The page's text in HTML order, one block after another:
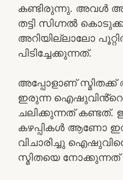
കണ്ടിരുന്നു. അവൾ
തട്ടി സിഗ്നൽ
അറിയില്ലാലോ
പിടിച്ചേക്കുന്നത്.
അപ്പോളാണ്
ഇരുന്ന ഐഷുവിൻ്റെ
ചലിക്കുന്നത് കണ്ടത്.
കഴപ്പികൾ ആണോ
വിചാരിച്ചു
സ്മിതയെ